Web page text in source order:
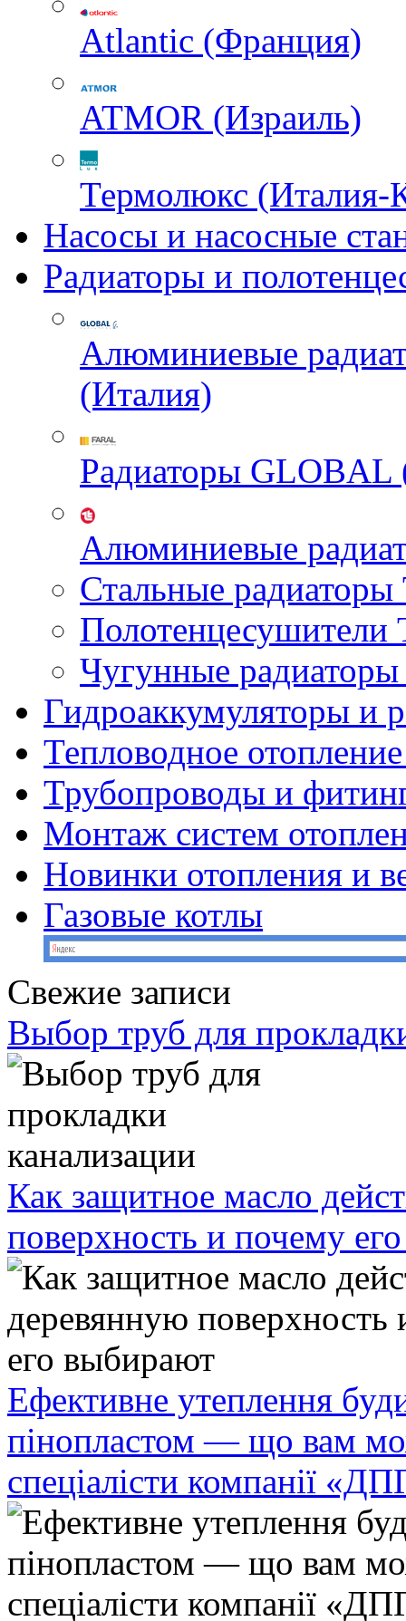
Atlantic (Франция)
ATMOR (Израиль)
Термолюкс (Италия-
Насосы и насосные
Радиаторы и
Алюминиевые
(Италия)
Радиаторы GLOBAL
Алюминиевые
Стальные
Чугунные
Гидроаккумуляторы и
Тепловодное
Трубопроводы и
Монтаж систем
Новинки отопления и
Газовые котлы
Свежие записи
Выбор труб для
Как защитное масло
поверхность и почему
Ефективне утеплення
пінопластом — що вам
спеціалісти компанії